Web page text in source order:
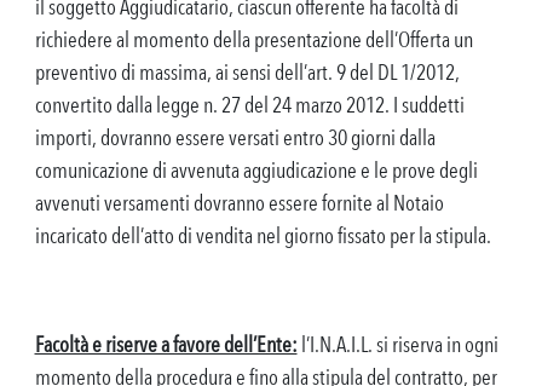
il soggetto Aggiudicatario, ciascun offerente ha facoltà di
richiedere al momento della presentazione dell’Offerta un
preventivo di massima, ai sensi dell’art. 9 del DL 1/2012,
convertito dalla legge n. 27 del 24 marzo 2012. I suddetti
importi, dovranno essere versati entro 30 giorni dalla
comunicazione di avvenuta aggiudicazione e le prove degli
avvenuti versamenti dovranno essere fornite al Notaio
incaricato dell’atto di vendita nel giorno fissato per la stipula.
Facoltà e riserve a favore dell’Ente: l’I.N.A.I.L. si riserva in ogni
momento della procedura e fino alla stipula del contratto, per